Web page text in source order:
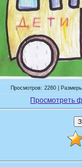
Просмотров: 2260 |
Просмотреть